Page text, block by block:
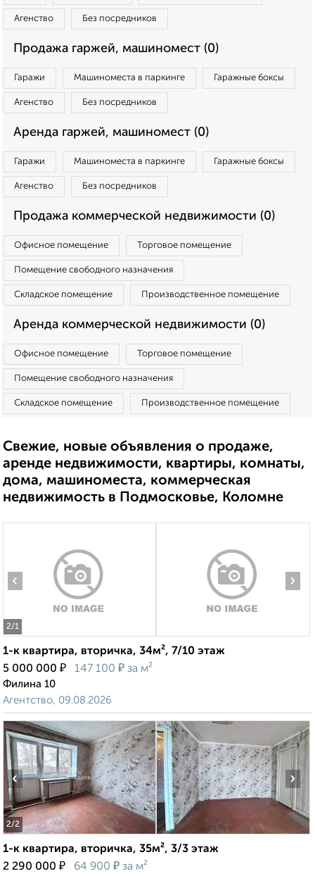
Агенство Без посредников
Продажа гаржей, машиномест (0)
Гаражи Машиноместа в паркинге Гаражные боксы
Агенство Без посредников
Аренда гаржей, машиномест (0)
Гаражи Машиноместа в паркинге Гаражные боксы
Агенство Без посредников
Продажа коммерческой недвижимости (0)
Офисное помещение Торговое помещение
Помещение свободного назначения
Складское помещение Производственное помещение
Аренда коммерческой недвижимости (0)
Офисное помещение Торговое помещение
Помещение свободного назначения
Складское помещение Производственное помещение
Свежие, новые объявления о продаже,
аренде недвижимости, квартиры, комнаты,
дома, машиноместа, коммерческая
недвижимость в Подмосковье, Коломне
2/1
‹ ›
1-к квартира, вторичка, 34м², 7/10 этаж
5 000 000 ₽ 147 100 ₽ за м²
Филина 10
Агентство, 09.08.2026
2/2
‹ ›
1-к квартира, вторичка, 35м², 3/3 этаж
2 290 000 ₽ 64 900 ₽ за м²